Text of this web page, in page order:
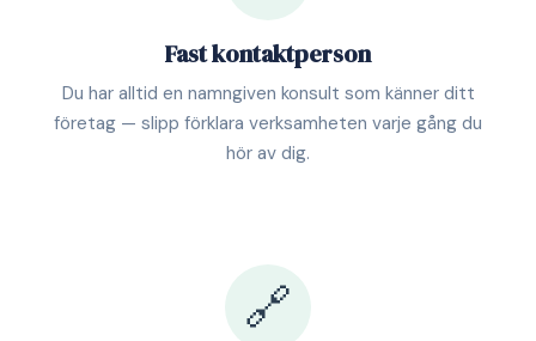
Fast kontaktperson
Du har alltid en namngiven konsult som känner ditt
företag — slipp förklara verksamheten varje gång du
hör av dig.
🔗